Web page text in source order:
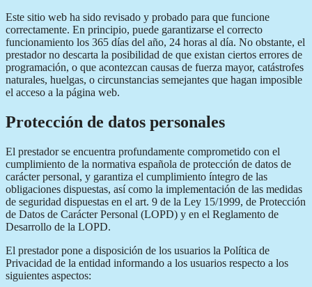
Este sitio web ha sido revisado y probado para que funcione
correctamente. En principio, puede garantizarse el correcto
funcionamiento los 365 días del año, 24 horas al día. No obstante, el
prestador no descarta la posibilidad de que existan ciertos errores de
programación, o que acontezcan causas de fuerza mayor, catástrofes
naturales, huelgas, o circunstancias semejantes que hagan imposible
el acceso a la página web.
Protección de datos personales
El prestador se encuentra profundamente comprometido con el
cumplimiento de la normativa española de protección de datos de
carácter personal, y garantiza el cumplimiento íntegro de las
obligaciones dispuestas, así como la implementación de las medidas
de seguridad dispuestas en el art. 9 de la Ley 15/1999, de Protección
de Datos de Carácter Personal (LOPD) y en el Reglamento de
Desarrollo de la LOPD.
El prestador pone a disposición de los usuarios la Política de
Privacidad de la entidad informando a los usuarios respecto a los
siguientes aspectos: